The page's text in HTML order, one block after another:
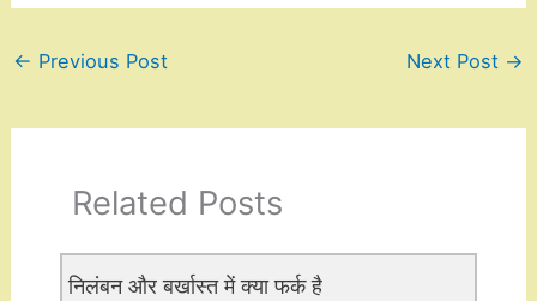
← Previous Post Next Post →
Related Posts
निलंबन और बर्खास्त में क्या फर्क है